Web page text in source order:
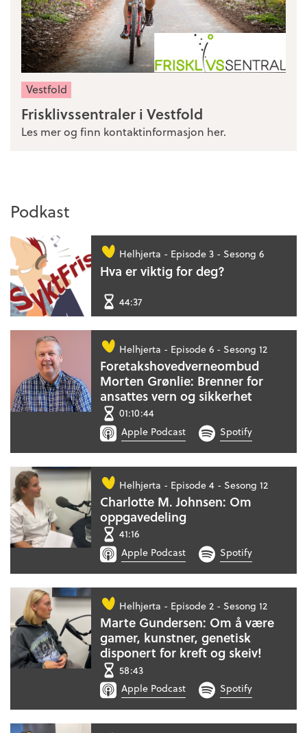
Vestfold
Frisklivssentraler i Vestfold
Les mer og finn kontaktinformasjon her.
Podkast
Helhjerta - Episode 3 - Sesong 6
Hva er viktig for deg?
44:37
Helhjerta - Episode 6 - Sesong 12
Foretakshovedverneombud
Morten Grønlie: Brenner for
ansattes vern og sikkerhet
01:10:44
Apple Podcast
Spotify
Helhjerta - Episode 4 - Sesong 12
Charlotte M. Johnsen: Om
oppgavedeling
41:16
Apple Podcast
Spotify
Helhjerta - Episode 2 - Sesong 12
Marte Gundersen: Om å være
gamer, kunstner, genetisk
disponert for kreft og skeiv!
58:43
Apple Podcast
Spotify